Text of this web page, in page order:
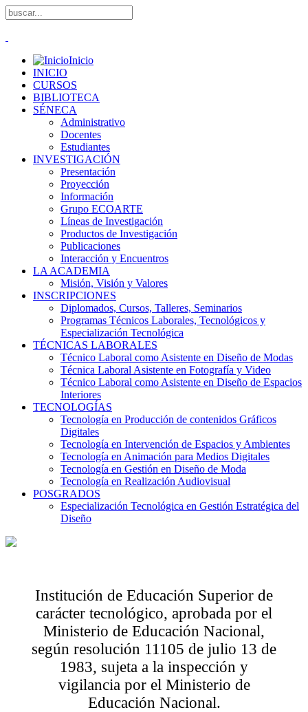
Inicio
INICIO
CURSOS
BIBLIOTECA
SÉNECA
Administrativo
Docentes
Estudiantes
INVESTIGACIÓN
Presentación
Proyección
Información
Grupo ECOARTE
Líneas de Investigación
Productos de Investigación
Publicaciones
Interacción y Encuentros
LA ACADEMIA
Misión, Visión y Valores
INSCRIPCIONES
Diplomados, Cursos, Talleres, Seminarios
Programas Técnicos Laborales, Tecnológicos y
Especialización Tecnológica
TÉCNICAS LABORALES
Técnico Laboral como Asistente en Diseño de Modas
Técnica Laboral Asistente en Fotografía y Video
Técnico Laboral como Asistente en Diseño de Espacios
Interiores
TECNOLOGÍAS
Tecnología en Producción de contenidos Gráficos
Digitales
Tecnología en Intervención de Espacios y Ambientes
Tecnología en Animación para Medios Digitales
Tecnología en Gestión en Diseño de Moda
Tecnología en Realización Audiovisual
POSGRADOS
Especialización Tecnológica en Gestión Estratégica del
Diseño
Institución de Educación Superior de
carácter tecnológico, aprobada por el
Ministerio de Educación Nacional,
según resolución 11105 de julio 13 de
1983, sujeta a la inspección y
vigilancia por el Ministerio de
Educación Nacional.